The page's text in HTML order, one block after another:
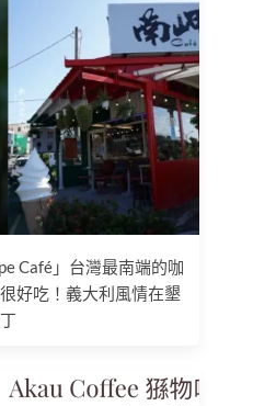
Café」台灣最南端的咖
好吃！義大利風情在墾
丁